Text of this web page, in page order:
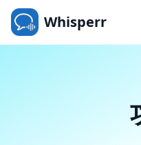
Whisperr